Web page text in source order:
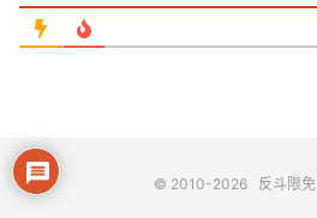
© 2010-2026 反斗限免